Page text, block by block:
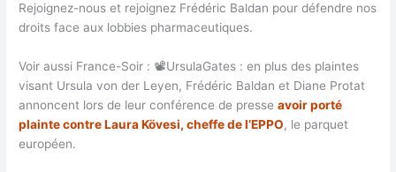
Rejoignez-nous et rejoignez Frédéric Baldan pour défendre nos
droits face aux lobbies pharmaceutiques.
Voir aussi France-Soir : 📽UrsulaGates : en plus des plaintes
visant Ursula von der Leyen, Frédéric Baldan et Diane Protat
annoncent lors de leur conférence de presseavoir porté
plainte contre Laura Kövesi, cheffe de l’EPPO, le parquet
européen.